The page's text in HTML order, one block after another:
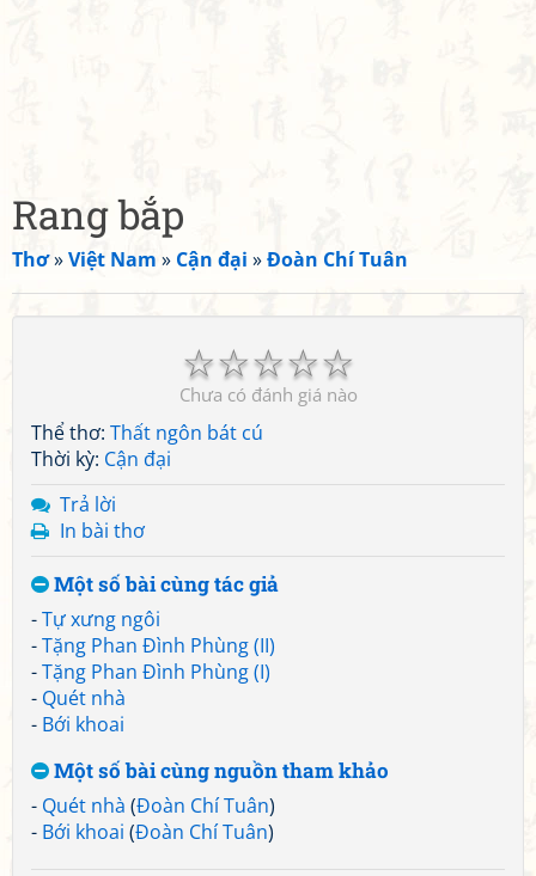
Rang bắp
Thơ»Việt Nam » Cận đại »Đoàn Chí Tuân
☆
☆
☆
☆
☆
Chưa có đánh giá nào
Thể thơ: Thất ngôn bát cú
Thời kỳ: Cận đại
Trả lời
In bài thơ
Một số bài cùng tác giả
-Tự xưng ngôi
-Tặng Phan Đình Phùng (II)
-Tặng Phan Đình Phùng (I)
- Quét nhà
- Bới khoai
Một số bài cùng nguồn tham khảo
- Quét nhà (Đoàn Chí Tuân)
- Bới khoai (Đoàn Chí Tuân)